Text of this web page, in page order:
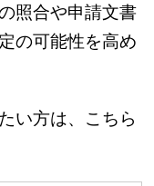
照合や申請文書
の可能性を高め
い方は、こちら